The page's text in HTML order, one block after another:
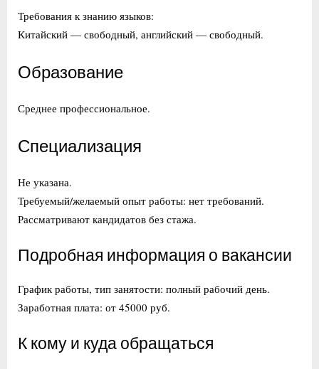
Требования к знанию языков:
Китайский — свободный, английский — свободный.
Образование
Среднее профессиональное.
Специализация
Не указана.
Требуемый/желаемый опыт работы: нет требований.
Рассматривают кандидатов без стажа.
Подробная информация о вакансии
График работы, тип занятости: полный рабочий день.
Заработная плата: от 45000 руб.
К кому и куда обращаться